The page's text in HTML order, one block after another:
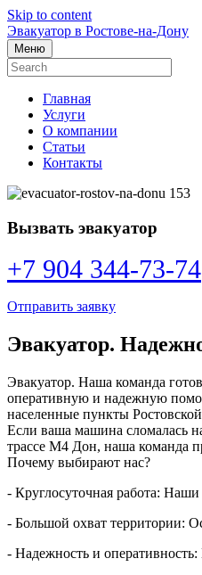
Skip to content
Эвакуатор в Ростове-на-Дону
Меню
Главная
Услуги
О компании
Статьи
Контакты
Вызвать эвакуатор
+7 904 344-73-74
Отправить заявку
Эвакуатор.
Эвакуатор. Наша команда
оперативную и надежную
населенные пункты
Если ваша машина сломалась
трассе М4 Дон, наша команда
Почему выбирают нас?
- Круглосуточная работа:
- Большой охват территории:
- Надежность и